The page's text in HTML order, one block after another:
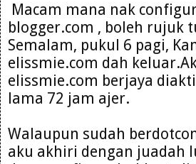
Macam mana nak
blogger.com , boleh
Semalam, pukul 6 pagi,
elissmie.com dah
elissmie.com berjaya
lama 72 jam ajer.
Walaupun sudah
aku akhiri dengan juadah